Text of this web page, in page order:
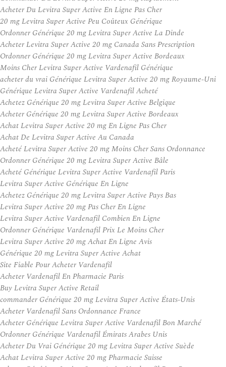
Acheter Du Levitra Super Active En Ligne Pas Cher
20 mg Levitra Super Active Peu Coûteux Générique
Ordonner Générique 20 mg Levitra Super Active La Dinde
Acheter Levitra Super Active 20 mg Canada Sans Prescription
Ordonner Générique 20 mg Levitra Super Active Bordeaux
Moins Cher Levitra Super Active Vardenafil Générique
acheter du vrai Générique Levitra Super Active 20 mg Royaume-Uni
Générique Levitra Super Active Vardenafil Acheté
Achetez Générique 20 mg Levitra Super Active Belgique
Acheter Générique 20 mg Levitra Super Active Bordeaux
Achat Levitra Super Active 20 mg En Ligne Pas Cher
Achat De Levitra Super Active Au Canada
Acheté Levitra Super Active 20 mg Moins Cher Sans Ordonnance
Ordonner Générique 20 mg Levitra Super Active Bâle
Acheté Générique Levitra Super Active Vardenafil Paris
Levitra Super Active Générique En Ligne
Achetez Générique 20 mg Levitra Super Active Pays Bas
Levitra Super Active 20 mg Pas Cher En Ligne
Levitra Super Active Vardenafil Combien En Ligne
Ordonner Générique Vardenafil Prix Le Moins Cher
Levitra Super Active 20 mg Achat En Ligne Avis
Générique 20 mg Levitra Super Active Achat
Site Fiable Pour Acheter Vardenafil
Acheter Vardenafil En Pharmacie Paris
Buy Levitra Super Active Retail
commander Générique 20 mg Levitra Super Active États-Unis
Acheter Vardenafil Sans Ordonnance France
Acheter Générique Levitra Super Active Vardenafil Bon Marché
Ordonner Générique Vardenafil Émirats Arabes Unis
Acheter Du Vrai Générique 20 mg Levitra Super Active Suède
Achat Levitra Super Active 20 mg Pharmacie Suisse